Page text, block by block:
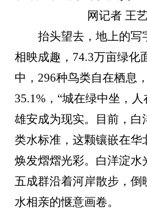
网记者 王
抬头望去，地上的写
相映成趣，74.3万亩绿化
中，296种鸟类自在栖息
35.1%，“城在绿中坐，
雄安成为现实。目前，
类水标准，这颗镶嵌在华
焕发熠熠光彩。白洋淀水
五成群沿着河岸散步，倒
水相亲的惬意画卷。